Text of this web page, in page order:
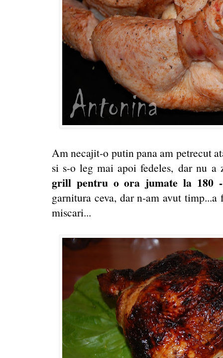
Am necajit-o putin pana am petrecut
si s-o leg mai apoi fedeles, dar nu
grill pentru o ora jumate la 180 -
garnitura ceva, dar n-am avut
miscari...